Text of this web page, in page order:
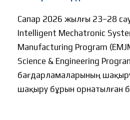
Сапар 2026 жылғы 23–28
Intelligent Mechatronic
Manufacturing Program
Science & Engineering
бағдарламаларының
шақыру бұрын орнатылған